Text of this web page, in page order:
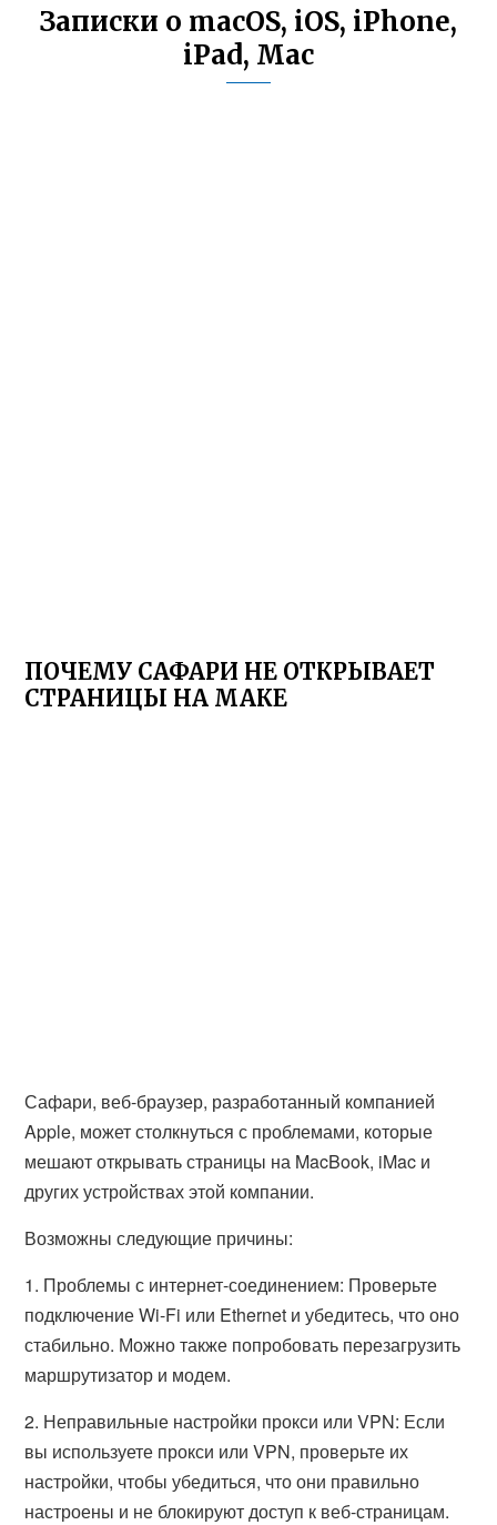
Записки о macOS, iOS, iPhone,
iPad, Mac
ПОЧЕМУ САФАРИ НЕ ОТКРЫВАЕТ
СТРАНИЦЫ НА МАКЕ
Сафари, веб-браузер, разработанный компанией
Apple, может столкнуться с проблемами, которые
мешают открывать страницы на MacBook, iMac и
других устройствах этой компании.
Возможны следующие причины:
1. Проблемы с интернет-соединением: Проверьте
подключение Wi-Fi или Ethernet и убедитесь, что оно
стабильно. Можно также попробовать перезагрузить
маршрутизатор и модем.
2. Неправильные настройки прокси или VPN: Если
вы используете прокси или VPN, проверьте их
настройки, чтобы убедиться, что они правильно
настроены и не блокируют доступ к веб-страницам.